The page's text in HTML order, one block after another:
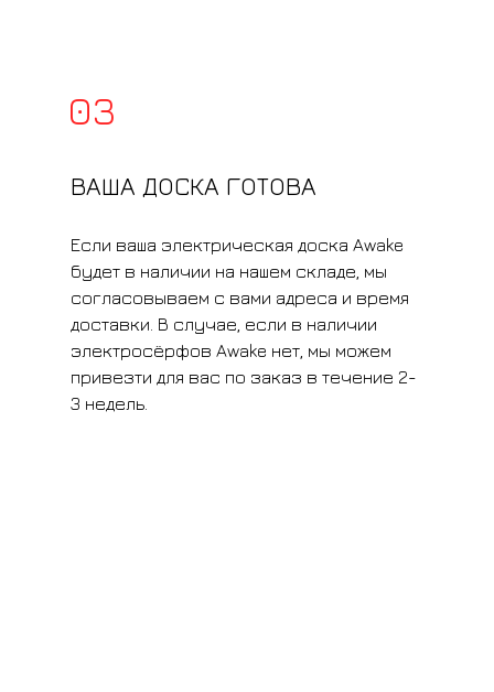
Если ваша электрическая доска Awake
будет в наличии на нашем складе, мы
согласовываем с вами адреса и время
доставки. В случае, если в наличии
электросёрфов Awake нет, мы можем
привезти для вас по заказ в течение 2-
3 недель.
03
ВАША ДОСКА ГОТОВА